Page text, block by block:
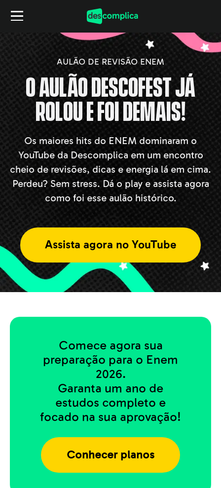
AULÃO DE REVISÃO ENEM
O aulão DescoFest já
rolou e foi demais!
Os maiores hits do ENEM dominaram o
YouTube da Descomplica em um encontro
cheio de revisões, dicas e energia lá em cima.
Perdeu? Sem stress. Dá o playe assista agora
como foi esse aulão histórico.
Assista agora no YouTube
Comece agora sua
preparação para o Enem
2026.
Garanta um ano de
estudos completo e
focado na sua aprovação!
Conhecer planos